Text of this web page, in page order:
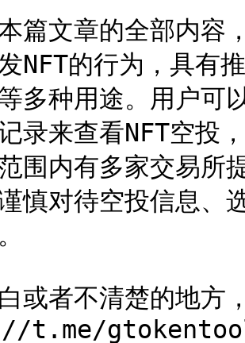
篇文章的全部内容
NFT的行为，具有
多种用途。用户
录来查看NFT空投
围内有多家交易所
慎对待空投信息、
或者不清楚的地方